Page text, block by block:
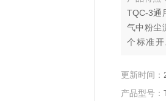
TQC-3通
气中粉尘
个标准
200ml/
更新时间：
产品型号：